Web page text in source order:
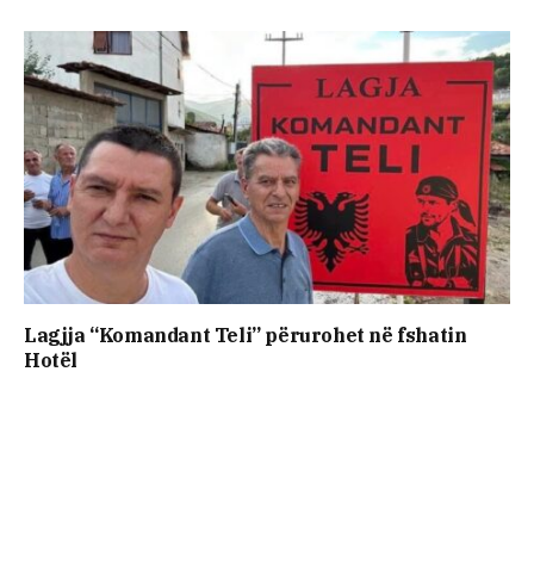
Lagjja “Komandant Teli” përurohet në fshatin
Hotël